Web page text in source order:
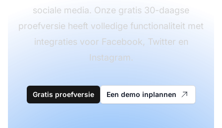
sociale media. Onze gratis 30-daagse
proefversie heeft volledige functionaliteit met
integraties voor Facebook, Twitter en
Instagram.
Gratis proefversie Een demo inplannen